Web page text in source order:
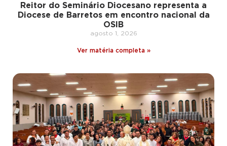
Reitor do Seminário Diocesano representa a
Diocese de Barretos em encontro nacional da
OSIB
agosto 1, 2026
Ver matéria completa »